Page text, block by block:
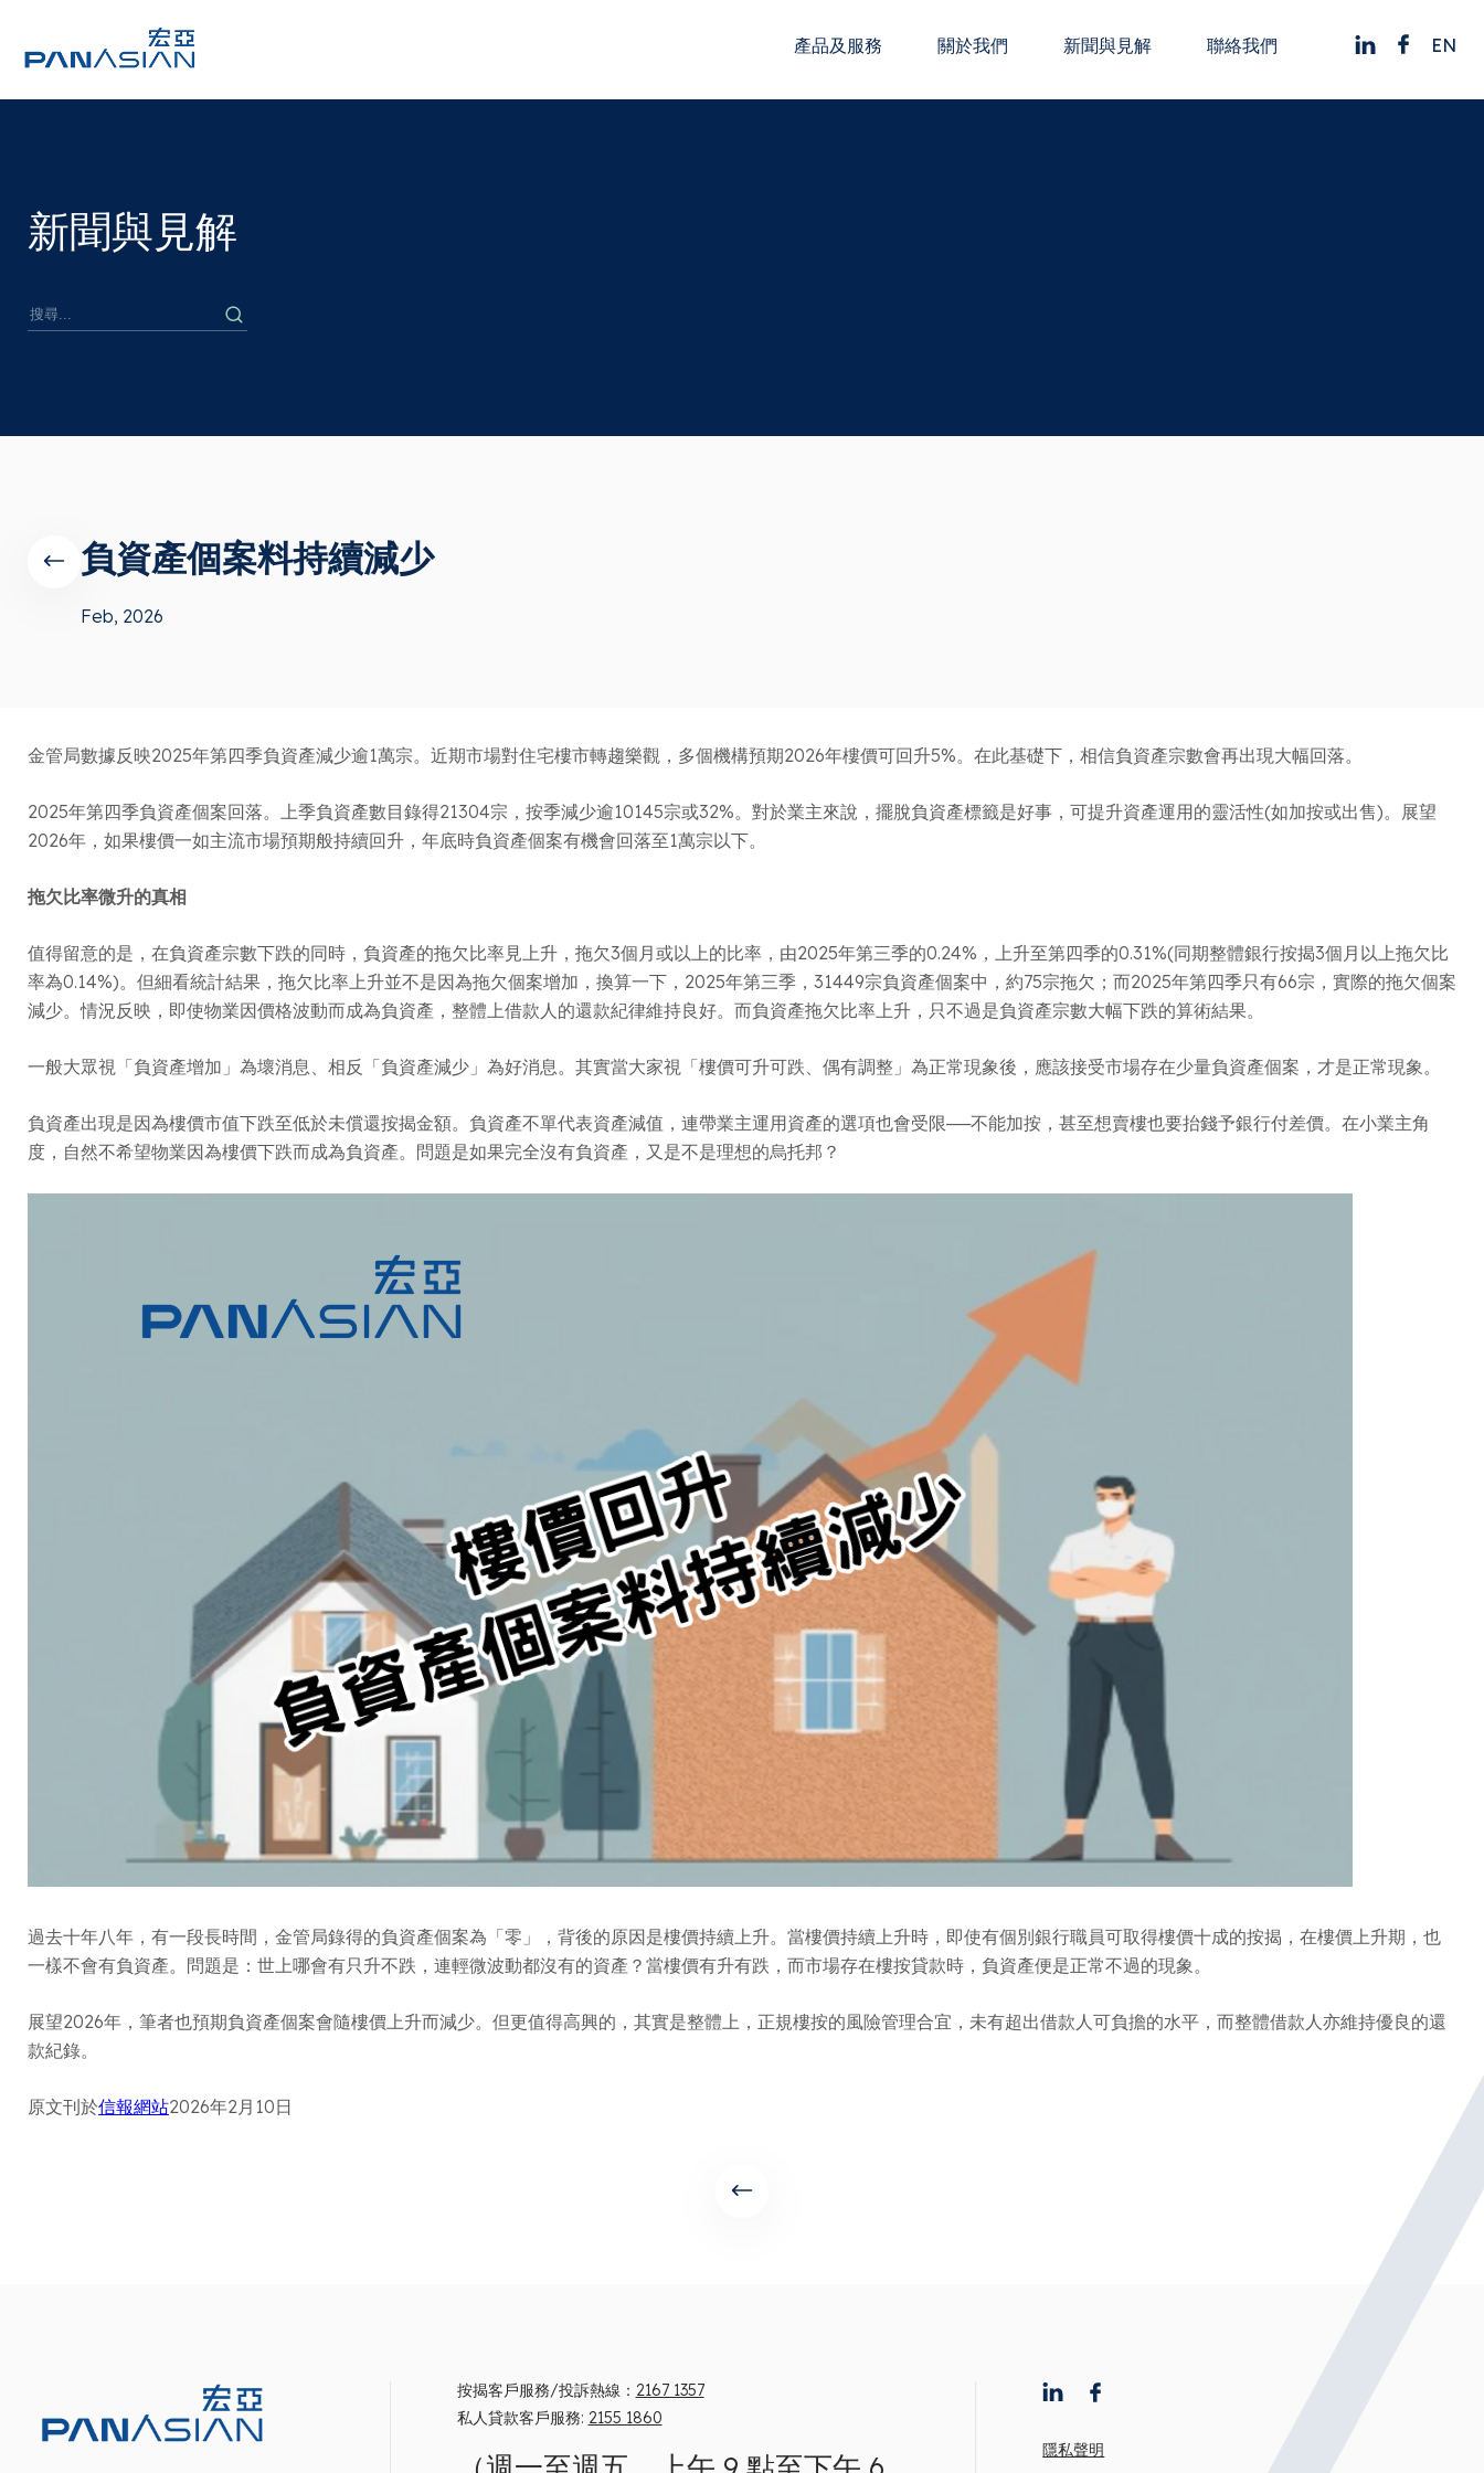
產品及服務 關於我們 新聞與見解 聯絡我們 EN
新聞與見解
負資產個案料持續減少
Feb, 2026
金管局數據反映2025年第四季負資產減少逾1萬宗。近期市場對住宅樓市轉趨樂觀，多個機構預期2026年樓價可回升5%。在此基礎下，相信負資產宗數會再出現大幅回落。
2025年第四季負資產個案回落。上季負資產數目錄得21304宗，按季減少逾10145宗或32%。對於業主來說，擺脫負資產標籤是好事，可提升資產運用的靈活性(如加按或出售)。展望
2026年，如果樓價一如主流市場預期般持續回升，年底時負資產個案有機會回落至1萬宗以下。
拖欠比率微升的真相
值得留意的是，在負資產宗數下跌的同時，負資產的拖欠比率見上升，拖欠3個月或以上的比率，由2025年第三季的0.24%，上升至第四季的0.31%(同期整體銀行按揭3個月以上拖欠比
率為0.14%)。但細看統計結果，拖欠比率上升並不是因為拖欠個案增加，換算一下，2025年第三季，31449宗負資產個案中，約75宗拖欠；而2025年第四季只有66宗，實際的拖欠個案
減少。情況反映，即使物業因價格波動而成為負資產，整體上借款人的還款紀律維持良好。而負資產拖欠比率上升，只不過是負資產宗數大幅下跌的算術結果。
一般大眾視「負資產增加」為壞消息、相反「負資產減少」為好消息。其實當大家視「樓價可升可跌、偶有調整」為正常現象後，應該接受市場存在少量負資產個案，才是正常現象。
負資產出現是因為樓價市值下跌至低於未償還按揭金額。負資產不單代表資產減值，連帶業主運用資產的選項也會受限──不能加按，甚至想賣樓也要抬錢予銀行付差價。在小業主角
度，自然不希望物業因為樓價下跌而成為負資產。問題是如果完全沒有負資產，又是不是理想的烏托邦？
過去十年八年，有一段長時間，金管局錄得的負資產個案為「零」，背後的原因是樓價持續上升。當樓價持續上升時，即使有個別銀行職員可取得樓價十成的按揭，在樓價上升期，也
一樣不會有負資產。問題是：世上哪會有只升不跌，連輕微波動都沒有的資產？當樓價有升有跌，而市場存在樓按貸款時，負資產便是正常不過的現象。
展望2026年，筆者也預期負資產個案會隨樓價上升而減少。但更值得高興的，其實是整體上，正規樓按的風險管理合宜，未有超出借款人可負擔的水平，而整體借款人亦維持優良的還
款紀錄。
原文刊於信報網站2026年2月10日
按揭客戶服務/投訴熱線： 2167 1357
私人貸款客戶服務: 2155 1860
隱私聲明